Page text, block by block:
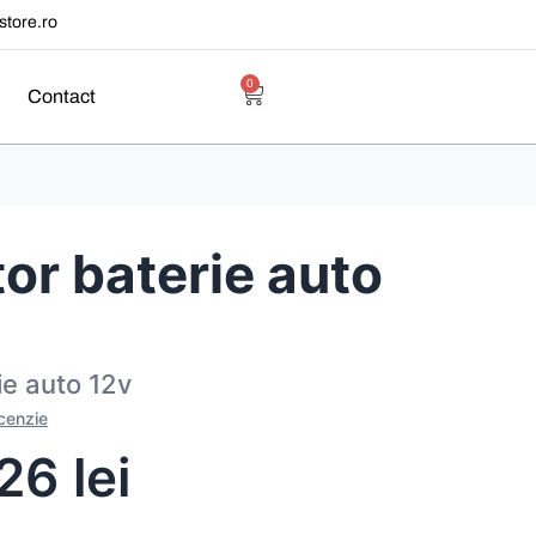
Contact
0
baterie auto
auto 12v
lei